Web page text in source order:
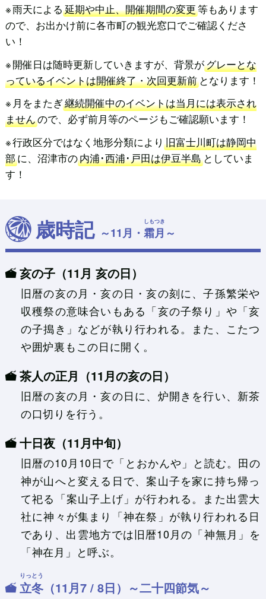
雨天による延期や中止、開催期間の変更等もあります
ので、お出かけ前に各市町の観光窓口でご確認くださ
い！
開催日は随時更新していきますが、背景がグレーとな
っているイベントは開催終了・次回更新前となります！
月をまたぎ継続開催中のイベントは当月には表示され
ませんので、必ず前月等のページもご確認願います！
行政区分ではなく地形分類により 旧富士川町は静岡中
部に、沼津市の内浦･西浦･戸田は伊豆半島としていま
す！
歳時記 ～11月・霜月
しもつき
～
亥の子（11月 亥の日）
旧暦の亥の月・亥の日・亥の刻に、子孫繁栄や
収穫祭の意味合いもある「亥の子祭り」や「亥
の子搗き」などが執り行われる。また、こたつ
や囲炉裏もこの日に開く。
茶人の正月（11月の亥の日）
旧暦の亥の月・亥の日に、炉開きを行い、新茶
の口切りを行う。
十日夜（11月中旬）
旧暦の10月10日で「とおかんや」と読む。田の
神が山へと変える日で、案山子を家に持ち帰っ
て祀る「案山子上げ」が行われる。また出雲大
社に神々が集まり「神在祭」が執り行われる日
であり、出雲地方では旧暦10月の「神無月」を
「神在月」と呼ぶ。
立冬
りっとう
（11月7 / 8日）～二十四節気～